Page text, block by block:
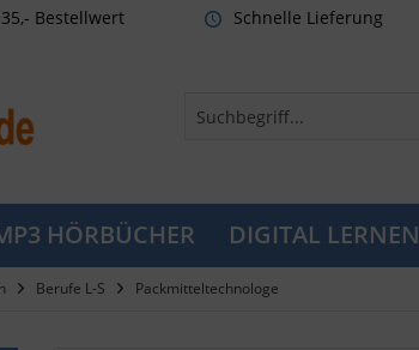
Bestellwert Schnelle Lieferung
HÖRBÜCHER DIGITAL LERNEN
Berufe L-S Packmitteltechnologe